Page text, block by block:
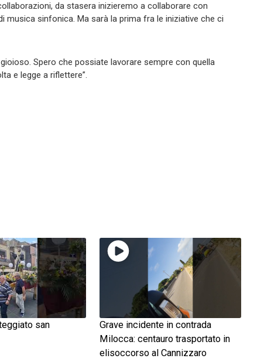
da stasera inizieremo a collaborare con
sinfonica. Ma sarà la prima fra le iniziative che ci
Spero che possiate lavorare sempre con quella
e legge a riflettere”.
san
Grave incidente in contrada
Milocca: centauro trasportato in
elisoccorso al Cannizzaro